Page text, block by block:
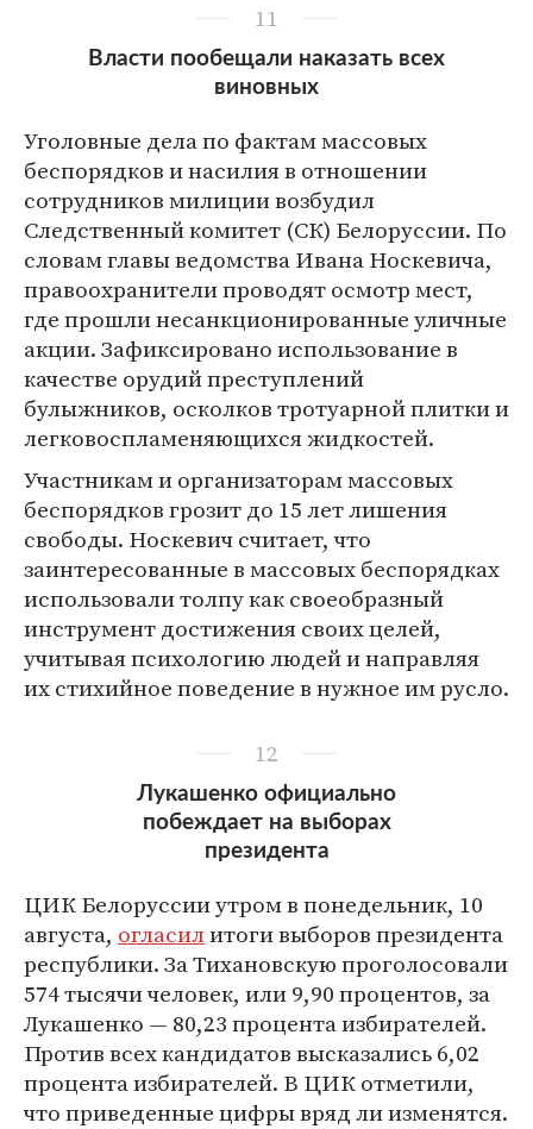
11
Власти пообещали наказать всех
виновных
Уголовные дела по фактам массовых
беспорядков и насилия в отношении
сотрудников милиции возбудил
Следственный комитет (СК) Белоруссии. По
словам главы ведомства Ивана Носкевича,
правоохранители проводят осмотр мест,
где прошли несанкционированные уличные
акции. Зафиксировано использование в
качестве орудий преступлений
булыжников, осколков тротуарной плитки и
легковоспламеняющихся жидкостей.
Участникам и организаторам массовых
беспорядков грозит до 15 лет лишения
свободы. Носкевич считает, что
заинтересованные в массовых беспорядках
использовали толпу как своеобразный
инструмент достижения своих целей,
учитывая психологию людей и направляя
их стихийное поведение в нужное им русло.
12
Лукашенко официально
побеждает на выборах
президента
ЦИК Белоруссии утром в понедельник, 10
августа, огласилитоги выборов президента
республики. За Тихановскую проголосовали
574 тысячи человек, или 9,90 процентов, за
Лукашенко — 80,23 процента избирателей.
Против всех кандидатов высказались 6,02
процента избирателей. В ЦИК отметили,
что приведенные цифры вряд ли изменятся.